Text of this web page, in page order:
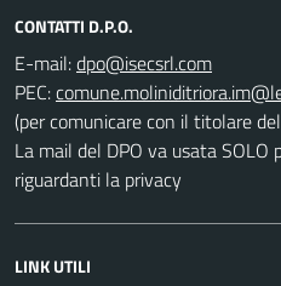
CONTATTI D.P.O.
E-mail:
PEC:
(per comunicare con il titolare
La mail del DPO va usata SOLO
riguardanti la privacy
LINK UTILI